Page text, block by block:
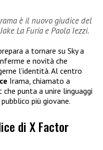
è il nuovo giudice del
La Furia e Paola Iezzi.
a tornare su Sky a
e novità che
l’identità. Al centro
Irama, chiamato a
punta a unire linguaggi
più giovane.
di X Factor